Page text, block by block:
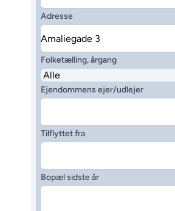
Adresse
Folketælling, årgang
Ejendommens ejer/udlejer
Tilflyttet fra
Bopæl sidste år